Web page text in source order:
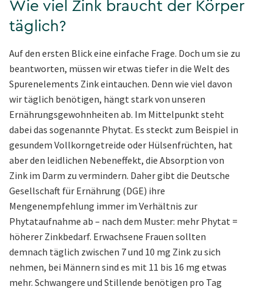
Wie viel Zink braucht der Körper
täglich?
Auf den ersten Blick eine einfache Frage. Doch um sie zu
beantworten, müssen wir etwas tiefer in die Welt des
Spurenelements Zink eintauchen. Denn wie viel davon
wir täglich benötigen, hängt stark von unseren
Ernährungsgewohnheiten ab. Im Mittelpunkt steht
dabei das sogenannte Phytat. Es steckt zum Beispiel in
gesundem Vollkorngetreide oder Hülsenfrüchten, hat
aber den leidlichen Nebeneffekt, die Absorption von
Zink im Darm zu vermindern. Daher gibt die Deutsche
Gesellschaft für Ernährung (DGE) ihre
Mengenempfehlung immer im Verhältnis zur
Phytataufnahme ab – nach dem Muster: mehr Phytat =
höherer Zinkbedarf. Erwachsene Frauen sollten
demnach täglich zwischen 7 und 10 mg Zink zu sich
nehmen, bei Männern sind es mit 11 bis 16 mg etwas
mehr. Schwangere und Stillende benötigen pro Tag